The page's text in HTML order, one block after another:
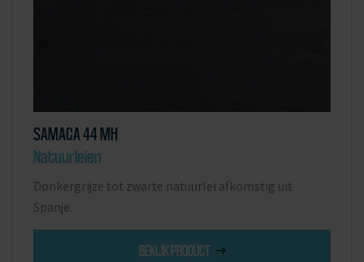
SAMACA 44 MH
Natuurleien
Donkergrijze tot zwarte natuurlei afkomstig uit
Spanje.
BEKIJK PRODUCT